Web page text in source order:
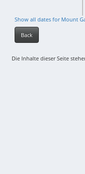
Show all dates for Mount
Back
Die Inhalte dieser Seite